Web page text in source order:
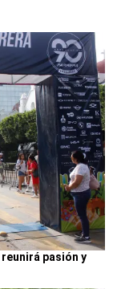
reunirá pasión y